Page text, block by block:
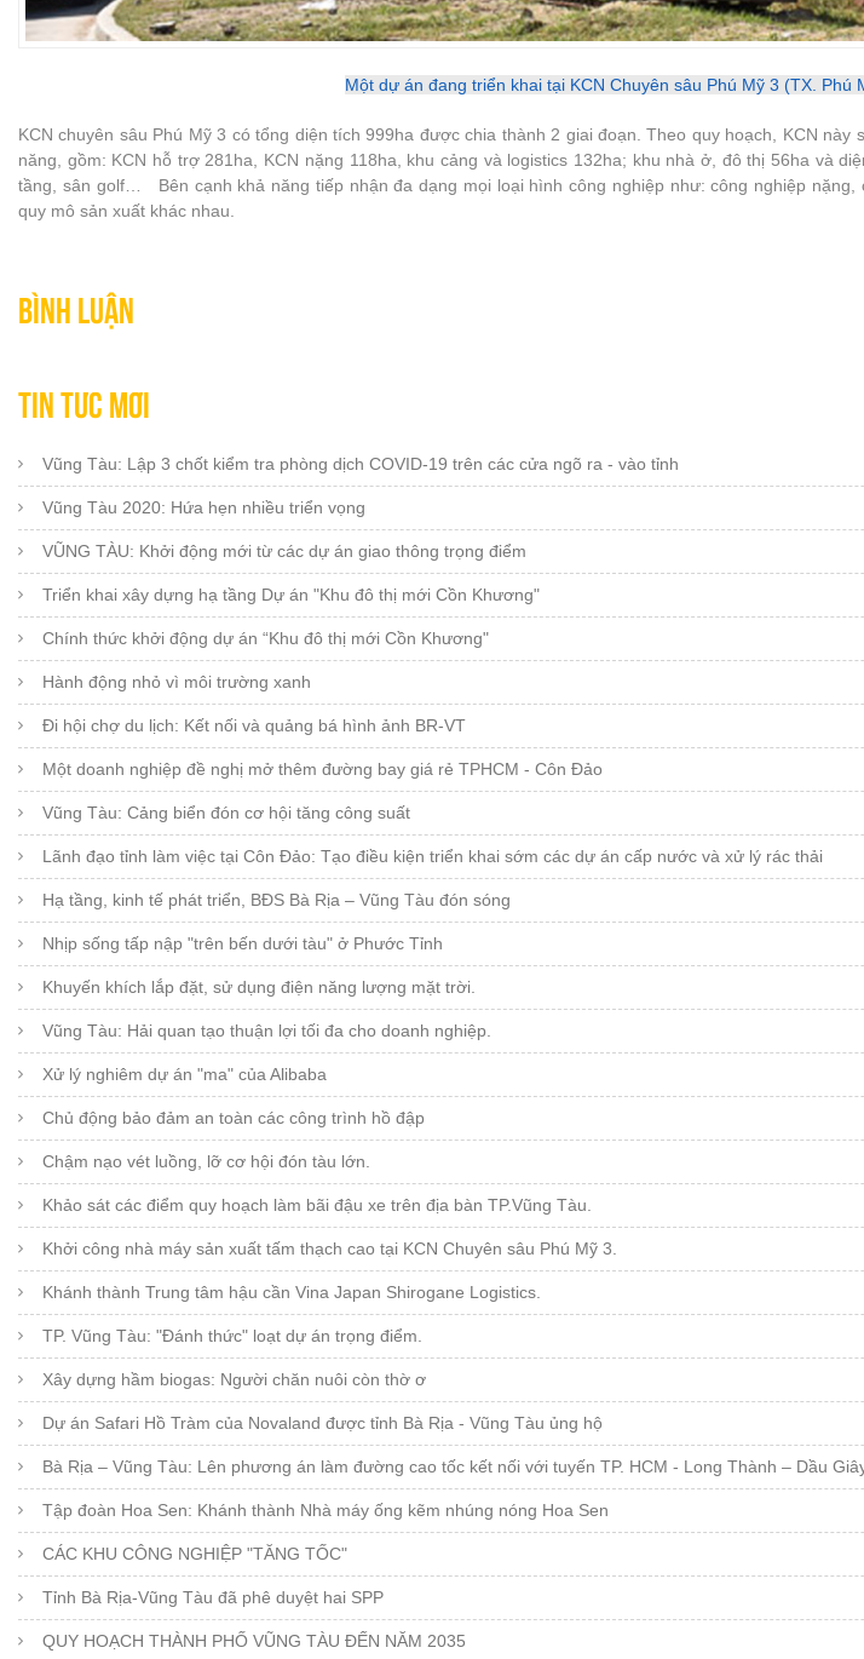
Một dự án đang triển khai tại KCN Chuyên sâu Phú Mỹ 3 (TX. Phú
KCN chuyên sâu Phú Mỹ 3 có tổng diện tích 999ha được chia thành 2 giai đoạn. Theo quy hoạch, KCN
năng, gồm: KCN hỗ trợ 281ha, KCN nặng 118ha, khu cảng và logistics 132ha; khu nhà ở, đô thị 56ha và
tầng, sân golf… Bên cạnh khả năng tiếp nhận đa dạng mọi loại hình công nghiệp như: công nghiệp nặng,
quy mô sản xuất khác nhau.
Bình luận
Tin tức mới
Vũng Tàu: Lập 3 chốt kiểm tra phòng dịch COVID-19 trên các cửa ngõ ra - vào tỉnh
Vũng Tàu 2020: Hứa hẹn nhiều triển vọng
VŨNG TÀU: Khởi động mới từ các dự án giao thông trọng điểm
Triển khai xây dựng hạ tầng Dự án "Khu đô thị mới Cồn Khương"
Chính thức khởi động dự án “Khu đô thị mới Cồn Khương"
Hành động nhỏ vì môi trường xanh
Đi hội chợ du lịch: Kết nối và quảng bá hình ảnh BR-VT
Một doanh nghiệp đề nghị mở thêm đường bay giá rẻ TPHCM - Côn Đảo
Vũng Tàu: Cảng biển đón cơ hội tăng công suất
Lãnh đạo tỉnh làm việc tại Côn Đảo: Tạo điều kiện triển khai sớm các dự án cấp nước và xử lý rác thải
Hạ tầng, kinh tế phát triển, BĐS Bà Rịa – Vũng Tàu đón sóng
Nhịp sống tấp nập "trên bến dưới tàu" ở Phước Tỉnh
Khuyến khích lắp đặt, sử dụng điện năng lượng mặt trời.
Vũng Tàu: Hải quan tạo thuận lợi tối đa cho doanh nghiệp.
Xử lý nghiêm dự án "ma" của Alibaba
Chủ động bảo đảm an toàn các công trình hồ đập
Chậm nạo vét luồng, lỡ cơ hội đón tàu lớn.
Khảo sát các điểm quy hoạch làm bãi đậu xe trên địa bàn TP.Vũng Tàu.
Khởi công nhà máy sản xuất tấm thạch cao tại KCN Chuyên sâu Phú Mỹ 3.
Khánh thành Trung tâm hậu cần Vina Japan Shirogane Logistics.
TP. Vũng Tàu: "Đánh thức" loạt dự án trọng điểm.
Xây dựng hầm biogas: Người chăn nuôi còn thờ ơ
Dự án Safari Hồ Tràm của Novaland được tỉnh Bà Rịa - Vũng Tàu ủng hộ
Bà Rịa – Vũng Tàu: Lên phương án làm đường cao tốc kết nối với tuyến TP. HCM - Long Thành – Dầu
Tập đoàn Hoa Sen: Khánh thành Nhà máy ống kẽm nhúng nóng Hoa Sen
CÁC KHU CÔNG NGHIỆP "TĂNG TỐC"
Tỉnh Bà Rịa-Vũng Tàu đã phê duyệt hai SPP
QUY HOẠCH THÀNH PHỐ VŨNG TÀU ĐẾN NĂM 2035